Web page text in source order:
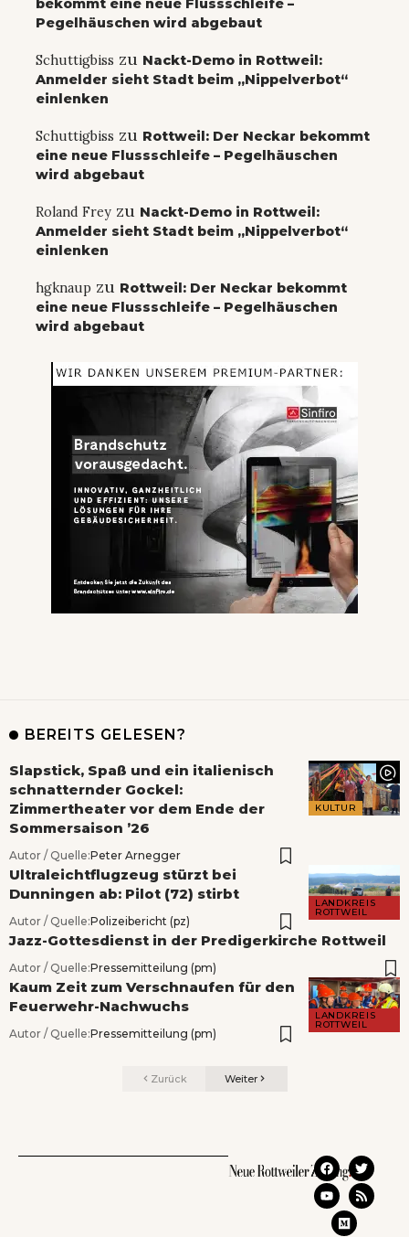
bekommt eine neue Flussschleife –
Pegelhäuschen wird abgebaut
Schuttigbiss zu Nackt-Demo in Rottweil:
Anmelder sieht Stadt beim „Nippelverbot“
einlenken
Schuttigbiss zu Rottweil: Der Neckar bekommt
eine neue Flussschleife – Pegelhäuschen
wird abgebaut
Roland Frey zu Nackt-Demo in Rottweil:
Anmelder sieht Stadt beim „Nippelverbot“
einlenken
hgknaup zu Rottweil: Der Neckar bekommt
eine neue Flussschleife – Pegelhäuschen
wird abgebaut
BEREITS GELESEN?
KULTUR
Slapstick, Spaß und ein italienisch
schnatternder Gockel:
Zimmertheater vor dem Ende der
Sommersaison ’26
Autor / Quelle:Peter Arnegger
LANDKREIS
ROTTWEIL
Ultraleichtflugzeug stürzt bei
Dunningen ab: Pilot (72) stirbt
Autor / Quelle:Polizeibericht (pz)
Jazz-Gottesdienst in der Predigerkirche Rottweil
Autor / Quelle:Pressemitteilung (pm)
LANDKREIS
ROTTWEIL
Kaum Zeit zum Verschnaufen für den
Feuerwehr-Nachwuchs
Autor / Quelle:Pressemitteilung (pm)
Zurück Weiter